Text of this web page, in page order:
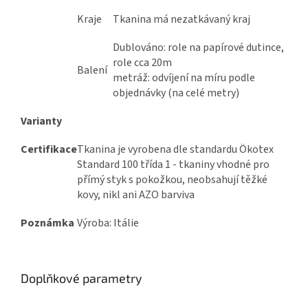
Kraje
Tkanina má nezatkávaný kraj
Balení
Dublováno: role na papírové dutince,
role cca 20m
metráž: odvíjení na míru podle
objednávky (na celé metry)
Varianty
CertifikaceTkanina je vyrobena dle standardu Ökotex
Standard 100 třída 1 - tkaniny vhodné pro
přímý styk s pokožkou, neobsahují těžké
kovy, nikl ani AZO barviva
Poznámka Výroba: Itálie
Doplňkové parametry